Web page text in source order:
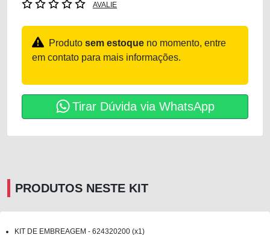
AVALIE
Produto sem estoque no momento, entre
em contato para mais informações.
Tirar Dúvida via WhatsApp
PRODUTOS NESTE KIT
KIT DE EMBREAGEM - 624320200 (x1)